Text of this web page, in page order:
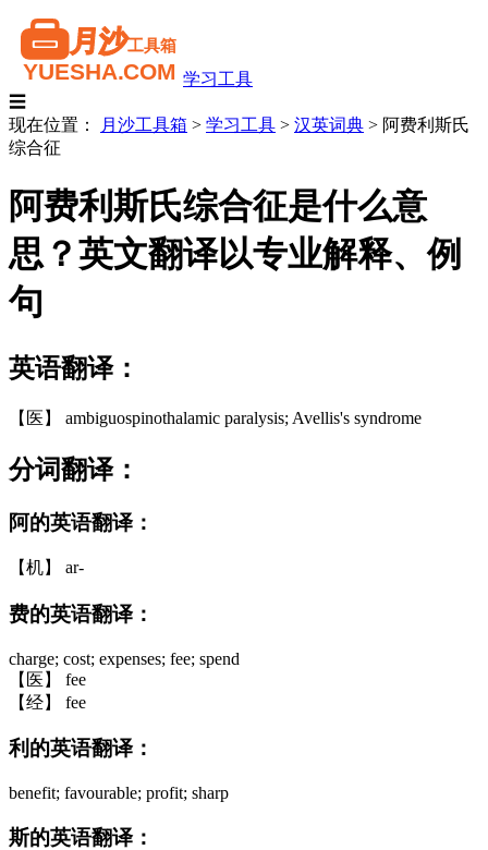
学习工具
☰
现在位置：
月沙工具箱 > 学习工具 > 汉英词典 > 阿费利斯氏
综合征
阿费利斯氏综合征是什么意
思？英文翻译以专业解释、例
句
英语翻译：
【医】 ambiguospinothalamic paralysis; Avellis's syndrome
分词翻译：
阿的英语翻译：
【机】 ar-
费的英语翻译：
charge; cost; expenses; fee; spend
【医】 fee
【经】 fee
利的英语翻译：
benefit; favourable; profit; sharp
斯的英语翻译：